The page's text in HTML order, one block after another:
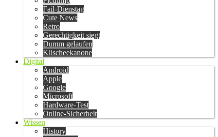
Fail-Dienstag
Cute News
Retro
Gerechtigkeit siegt
Dumm gelaufen
Klischeekanone
Digital
Android
Apple
Google
Microsoft
Hardware-Test
Online-Sicherheit
Wissen
History